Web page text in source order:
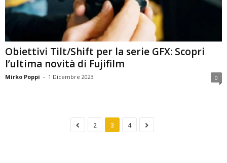
Obiettivi Tilt/Shift per la serie GFX: Scopri
l’ultima novità di Fujifilm
Mirko Poppi - 1 Dicembre 2023 0
2 3 4